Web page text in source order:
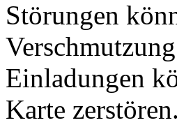
Störungen
Einladungen
Karte zerstören.